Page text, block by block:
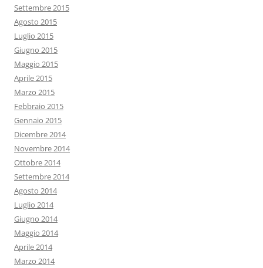
Settembre 2015
Agosto 2015
Luglio 2015
Giugno 2015
Maggio 2015
Aprile 2015
Marzo 2015
Febbraio 2015
Gennaio 2015
Dicembre 2014
Novembre 2014
Ottobre 2014
Settembre 2014
Agosto 2014
Luglio 2014
Giugno 2014
Maggio 2014
Aprile 2014
Marzo 2014